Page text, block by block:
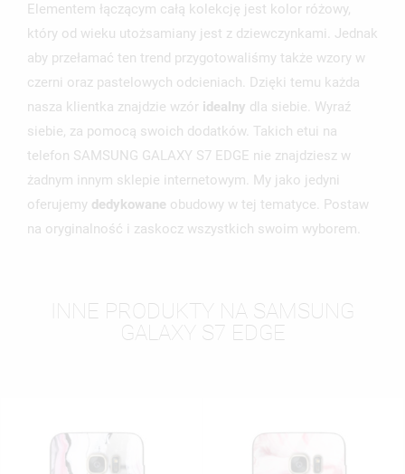
Elementem łączącym całą kolekcję jest kolor różowy,
który od wieku utożsamiany jest z dziewczynkami. Jednak
aby przełamać ten trend przygotowaliśmy także wzory w
czerni oraz pastelowych odcieniach. Dzięki temu każda
nasza klientka znajdzie wzór idealny dla siebie. Wyraź
siebie, za pomocą swoich dodatków. Takich etui na
telefon SAMSUNG GALAXY S7 EDGE nie znajdziesz w
żadnym innym sklepie internetowym. My jako jedyni
oferujemy dedykowane obudowy w tej tematyce. Postaw
na oryginalność i zaskocz wszystkich swoim wyborem.
INNE PRODUKTY NA SAMSUNG
GALAXY S7 EDGE